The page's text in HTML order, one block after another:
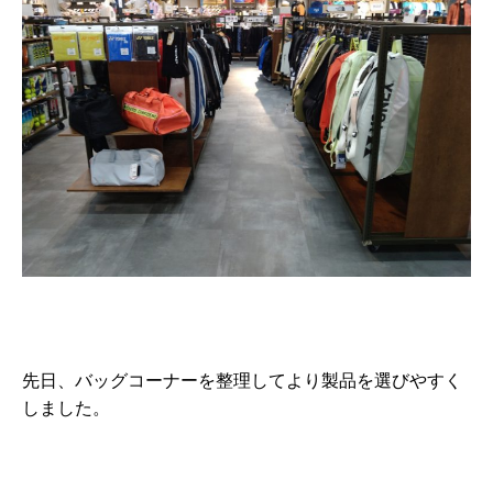
先日、バッグコーナーを整理してより製品を選びやすく
しました。